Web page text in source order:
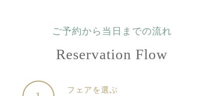
ご予約から当日までの流れ
Reservation Flow
フェアを選ぶ